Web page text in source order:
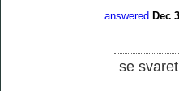
answered Dec
se